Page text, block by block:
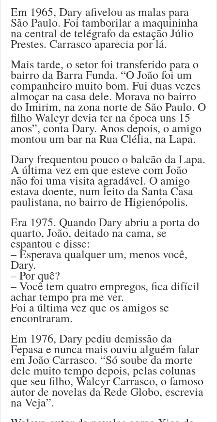
Em 1965, Dary afivelou as malas para
São Paulo. Foi tamborilar a maquininha
na central de telégrafo da estação Júlio
Prestes. Carrasco aparecia por lá.
Mais tarde, o setor foi transferido para o
bairro da Barra Funda. “O João foi um
companheiro muito bom. Fui duas vezes
almoçar na casa dele. Morava no bairro
do Imirim, na zona norte de São Paulo. O
filho Walcyr devia ter na época uns 15
anos”, conta Dary. Anos depois, o amigo
montou um bar na Rua Clélia, na Lapa.
Dary frequentou pouco o balcão da Lapa.
A última vez em que esteve com João
não foi uma visita agradável. O amigo
estava doente, num leito da Santa Casa
paulistana, no bairro de Higienópolis.
Era 1975. Quando Dary abriu a porta do
quarto, João, deitado na cama, se
espantou e disse:
– Esperava qualquer um, menos você,
Dary.
– Por quê?
– Você tem quatro empregos, fica difícil
achar tempo pra me ver.
Foi a última vez que os amigos se
encontraram.
Em 1976, Dary pediu demissão da
Fepasa e nunca mais ouviu alguém falar
em João Carrasco. “Só soube da morte
dele muito tempo depois, pelas colunas
que seu filho, Walcyr Carrasco, o famoso
autor de novelas da Rede Globo, escrevia
na Veja”.